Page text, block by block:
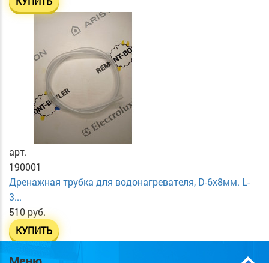
арт.
190001
Дренажная трубка для водонагревателя, D-6х8мм. L-
3...
510 руб.
КУПИТЬ